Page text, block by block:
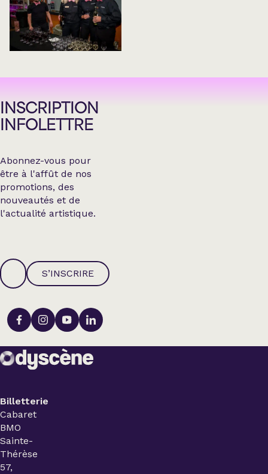
INSCRIPTION
INFOLETTRE
Abonnez-vous pour
être à l'affût de nos
promotions, des
nouveautés et de
l'actualité artistique.
S’INSCRIRE
Billetterie
Cabaret
BMO
Sainte-
Thérèse
57,